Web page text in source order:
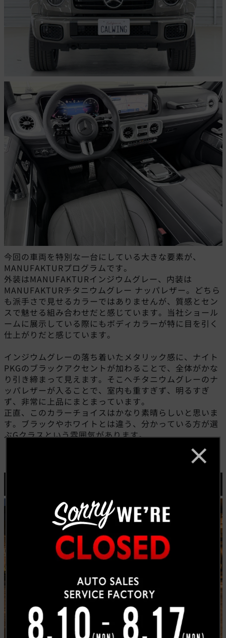
今回の車両を特別な一台にしている大きな要素が、
MANUFAKTURプログラムです。
外装はMANUFAKTURインジウムグレー、内装は
MANUFAKTURチタニウムグレー ナッパレザー。どちら
も派手さで見せるカラーではありませんが、質感とセン
スで魅せる組み合わせだと感じています。当社ショール
ームに展示している際にもボディカラーが特に目を引く
仕上がりだと感じています。
インジウムグレーの落ち着いたメタリック感に、ナイト
PKGのブラックアクセントが加わることで、全体がかな
り引き締まって見えます。そこへチタニウムグレーのナ
ッパレザーが入ることで、室内も重すぎず、明るすぎ
ず、非常に上品にまとまっています。
正直、このカラーチョイスはかなり素晴らしいと思いま
す。ブラックやホワイトとは違う、分かっている方が選
ぶGクラスという雰囲気があります。